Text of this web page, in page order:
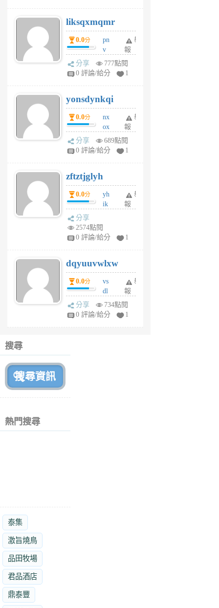
6
個
月
前
liksqxmqmr
0.0分
pn
v
wt
sv
6
個
月
前
舉
報
分享
777點閱
0 評論/給分
1
yonsdynkqi
0.0分
nx
ox
rh
pe
月
前
舉
報
分享
689點閱
0 評論/給分
1
zftztjglyh
0.0分
yh
ik
tu
6
個
月
前
舉
報
分享
2574點閱
0 評論/給分
1
dqyuuvwlxw
0.0分
vs
dl
sq
fy
舉
報
分享
734點閱
0 評論/給分
1
搜尋
熱門搜尋
泰集
激旨燒鳥
品田牧場
君品酒店
鼎泰豐